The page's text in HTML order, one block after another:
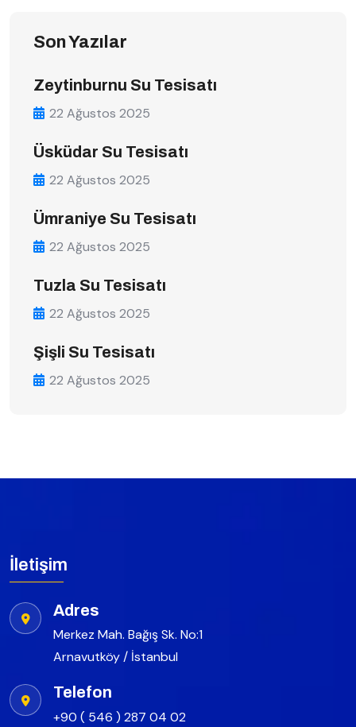
Son Yazılar
Zeytinburnu Su Tesisatı
22 Ağustos 2025
Üsküdar Su Tesisatı
22 Ağustos 2025
Ümraniye Su Tesisatı
22 Ağustos 2025
Tuzla Su Tesisatı
22 Ağustos 2025
Şişli Su Tesisatı
22 Ağustos 2025
İletişim
Adres
Merkez Mah. Bağış Sk. No:1
Arnavutköy / İstanbul
Telefon
+90 ( 546 ) 287 04 02